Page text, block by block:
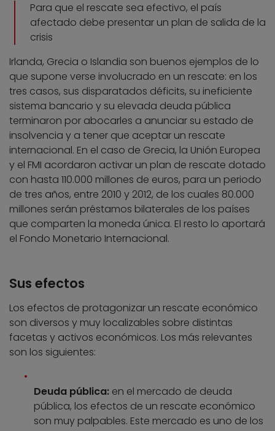
Para que el rescate sea efectivo, el país
afectado debe presentar un plan de salida de la
crisis
Irlanda, Grecia o Islandia son buenos ejemplos de lo
que supone verse involucrado en un rescate: en los
tres casos, sus disparatados déficits, su ineficiente
sistema bancario y su elevada deuda pública
terminaron por abocarles a anunciar su estado de
insolvencia y a tener que aceptar un rescate
internacional. En el caso de Grecia, la Unión Europea
y el FMI acordaron activar un plan de rescate dotado
con hasta 110.000 millones de euros, para un periodo
de tres años, entre 2010 y 2012, de los cuales 80.000
millones serán préstamos bilaterales de los países
que comparten la moneda única. El resto lo aportará
el Fondo Monetario Internacional.
Sus efectos
Los efectos de protagonizar un rescate económico
son diversos y muy localizables sobre distintas
facetas y activos económicos. Los más relevantes
son los siguientes:
Deuda pública: en el mercado de deuda
pública, los efectos de un rescate económico
son muy palpables. Este mercado es uno de los